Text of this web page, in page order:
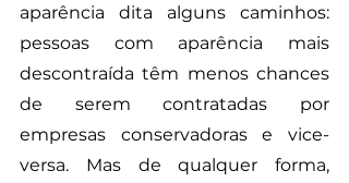
aparência dita alguns caminhos:
pessoas com aparência mais
descontraída têm menos chances
de serem contratadas por
empresas conservadoras e vice-
versa. Mas de qualquer forma,